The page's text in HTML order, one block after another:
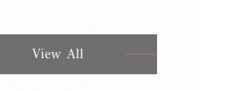
View All